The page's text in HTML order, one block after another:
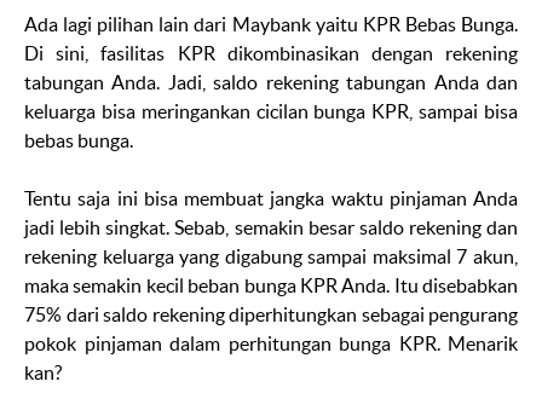
Ada lagi pilihan lain dari Maybank yaitu KPR Bebas Bunga.
Di sini, fasilitas KPR dikombinasikan dengan rekening
tabungan Anda. Jadi, saldo rekening tabungan Anda dan
keluarga bisa meringankan cicilan bunga KPR, sampai bisa
bebas bunga.
Tentu saja ini bisa membuat jangka waktu pinjaman Anda
jadi lebih singkat. Sebab, semakin besar saldo rekening dan
rekening keluarga yang digabung sampai maksimal 7 akun,
maka semakin kecil beban bunga KPR Anda. Itu disebabkan
75% dari saldo rekening diperhitungkan sebagai pengurang
pokok pinjaman dalam perhitungan bunga KPR. Menarik
kan?